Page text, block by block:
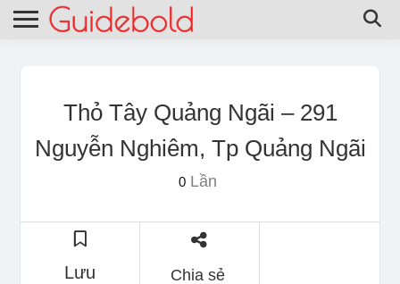
Thỏ Tây Quảng Ngãi – 291
Nguyễn Nghiêm, Tp Quảng Ngãi
0Lần
Lưu Chia sẻ